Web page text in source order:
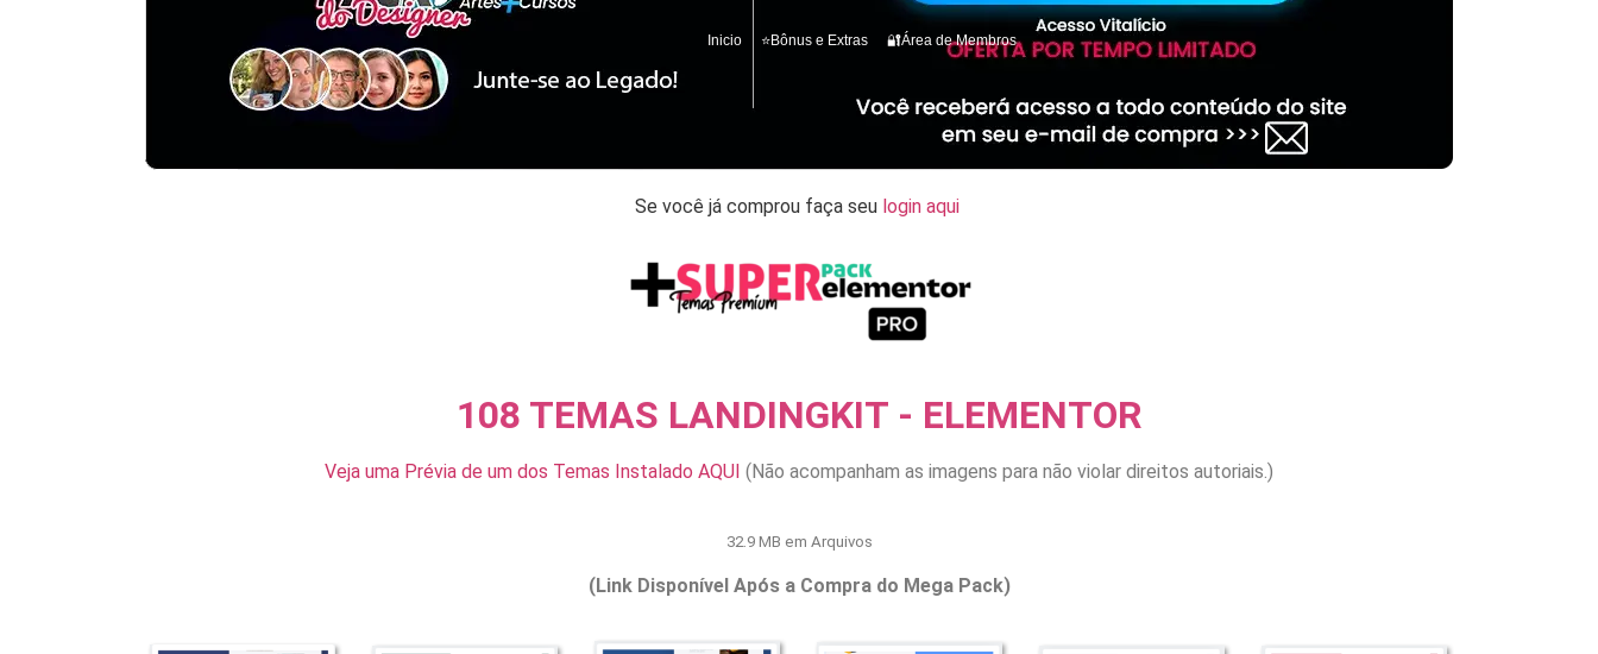
Inicio ⭐Bônus e Extras 🔐Área de Membros
Se você já comprou faça seu login aqui
108 TEMAS LANDINGKIT - ELEMENTOR
Veja uma Prévia de um dos Temas Instalado AQUI (Não acompanham as imagens para não violar direitos autoriais.)
32.9 MB em Arquivos
(Link Disponível Após a Compra do Mega Pack)